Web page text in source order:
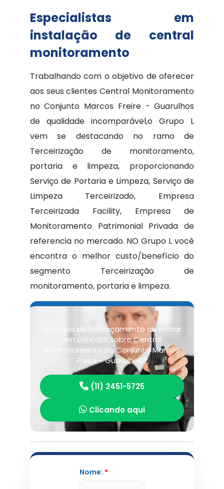
Especialistas em
instalação de central
monitoramento
Trabalhando com o objetivo de oferecer
aos seus clientes Central Monitoramento
no Conjunto Marcos Freire - Guarulhos
de qualidade incomparável,o Grupo L
vem se destacando no ramo de
Terceirização de monitoramento,
portaria e limpeza, proporcionando
Serviço de Portaria e Limpeza, Serviço de
Limpeza Terceirizado, Empresa
Terceirizada Facility, Empresa de
Monitoramento Patrimonial Privada de
referencia no mercado. NO Grupo L você
encontra o melhor custo/benefício do
segmento Terceirização de
monitoramento, portaria e limpeza.
Gostaria de um orçamento ou entrar
em contato sobre Central
Monitoramento no Conjunto Marcos
Freire - Guarulhos?
(11) 2451-5725
Clicando aqui
Nome: *